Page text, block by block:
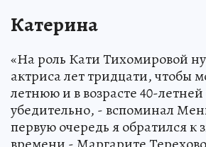
Катерина
«На роль Кати Тихомировой
актриса лет тридцати, чтобы
летнюю и в возрасте 40-летней
убедительно, - вспоминал
первую очередь я обратился к